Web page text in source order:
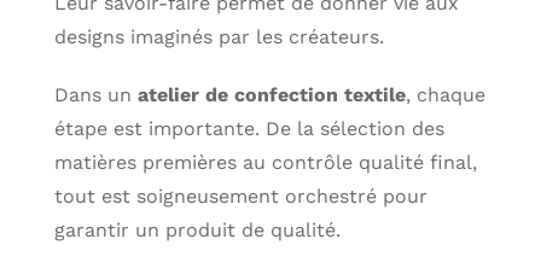
designs imaginés par les créateurs.
Dans un atelier de confection textile, chaque
étape est importante. De la sélection des
matières premières au contrôle qualité final,
tout est soigneusement orchestré pour
garantir un produit de qualité.